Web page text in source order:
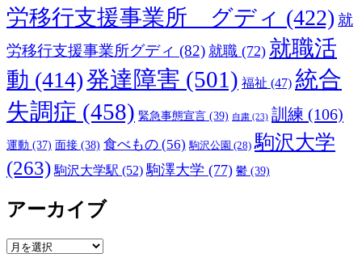
労移行支援事業所 グディ (422) 就
労移行支援事業所グディ (82) 就職 (72) 就職活
動 (414)発達障害 (501) 福祉 (47) 統合
失調症 (458) 緊急事態宣言 (39) 自粛 (23) 訓練 (106)
運動 (37) 面接 (38) 食べもの (56) 駒沢公園 (28) 駒沢大学
(263) 駒沢大学駅 (52) 駒澤大学 (77) 鬱 (39)
アーカイブ
ア